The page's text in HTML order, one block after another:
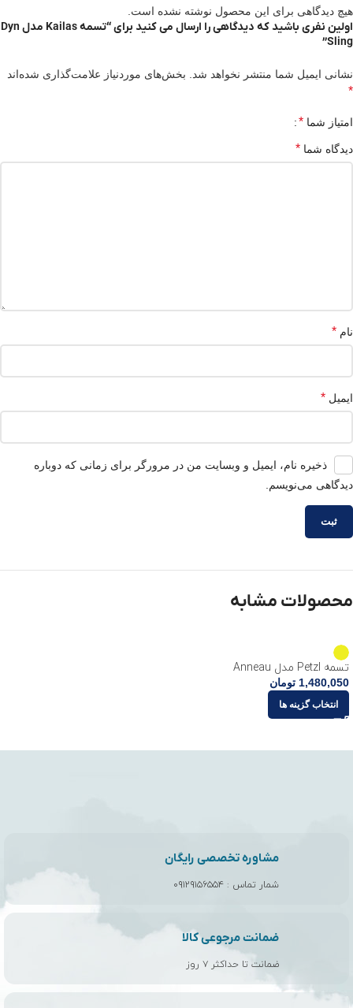
هیچ دیدگاهی برای این محصول نوشته نشده است.
اولین نفری باشید که دیدگاهی را ارسال می کنید برای “تسمه Kailas مدل Dyn
Sling”
نشانی ایمیل شما منتشر نخواهد شد. بخش‌های موردنیاز علامت‌گذاری شده‌اند
*
امتیاز شما *
دیدگاه شما *
نام *
ایمیل *
ذخیره نام، ایمیل و وبسایت من در مرورگر برای زمانی که دوباره
دیدگاهی می‌نویسم.
محصولات مشابه
تسمه Petzl مدل Anneau
1,480,050 تومان
انتخاب گزینه ها
مشاوره تخصصی رایگان
شمار تماس : ۰۹۱۲۹۱۵۶۵۵۴
ضمانت مرجوعی کالا
ضمانت تا حداکثر ۷ روز